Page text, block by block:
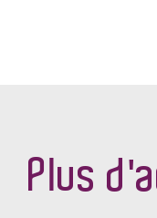
Plus